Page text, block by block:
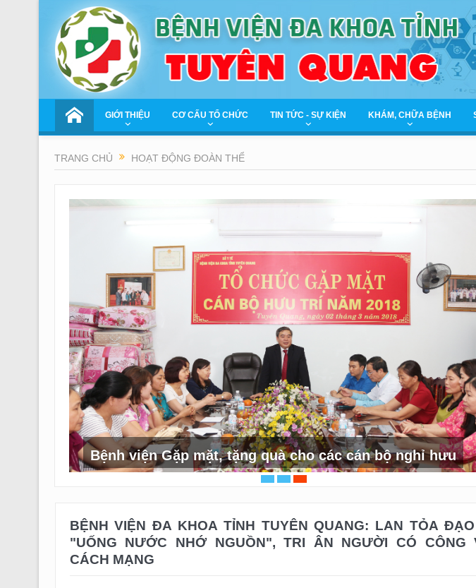
GIỚI THIỆU CƠ CẤU TỔ CHỨC TIN TỨC - SỰ KIỆN KHÁM, CHỮA BỆNH
TRANG CHỦ HOẠT ĐỘNG ĐOÀN THỂ
CĐCS Bệnh viện đa khoa tỉnh nhận Bằng khen
tỉnh và LĐLĐ Việt Nam
"UỐNG NƯỚC NHỚ NGUỒN", TRI ÂN NGƯỜI CÓ CÔNG
CÁCH MẠNG